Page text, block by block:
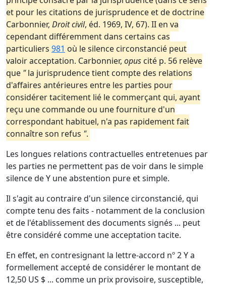
et pour les citations de jurisprudence et de doctrine
Carbonnier, Droit civil, éd. 1969, IV, 67). II en va
cependant différemment dans certains cas
particuliers 981 où le silence circonstancié peut
valoir acceptation. Carbonnier, opus cité p. 56 relève
que "la jurisprudence tient compte des relations
d'affaires antérieures entre les parties pour
considérer tacitement lié le commerçant qui, ayant
reçu une commande ou une fourniture d'un
correspondant habituel, n'a pas rapidement fait
connaître son refus ".
Les longues relations contractuelles entretenues par
les parties ne permettent pas de voir dans le simple
silence de Y une abstention pure et simple.
Il s'agit au contraire d'un silence circonstancié, qui
compte tenu des faits - notamment de la conclusion
et de l'établissement des documents signés ... peut
être considéré comme une acceptation tacite.
En effet, en contresignant la lettre-accord nº 2 Y a
formellement accepté de considérer le montant de
12,50 US $ ... comme un prix provisoire, susceptible,